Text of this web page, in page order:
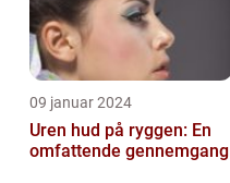
09 januar 2024
Uren hud på ryggen: En
omfattende gennemgang